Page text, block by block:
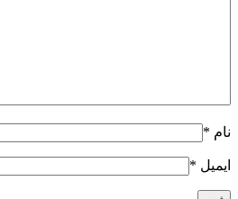
نام *
ایمیل *